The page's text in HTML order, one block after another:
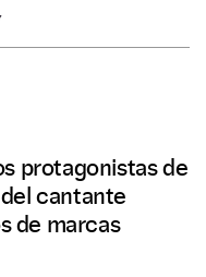
protagonistas de
cantante
de marcas